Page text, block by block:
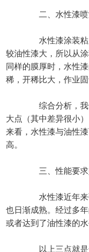
二、水性漆喷
水性漆涂装粘
较油性漆大，所以从
同样的膜厚时，水性
稀，开稀比大，作业固
综合分析，我
大点（其中差异很小
来看，水性漆与油性
高。
三、性能要求
水性漆近年来
也日渐成熟。经过多
或者达到了油性漆的水
以上三点就是